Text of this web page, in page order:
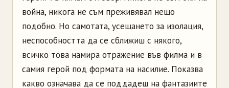
война, никога не съм преживявал нещо
подобно. Но самотата, усещането за изолация,
неспособността да се сближиш с някого,
всичко това намира отражение във филма и в
самия герой под формата на насилие. Показва
какво означава да се поддадеш на фантазиите